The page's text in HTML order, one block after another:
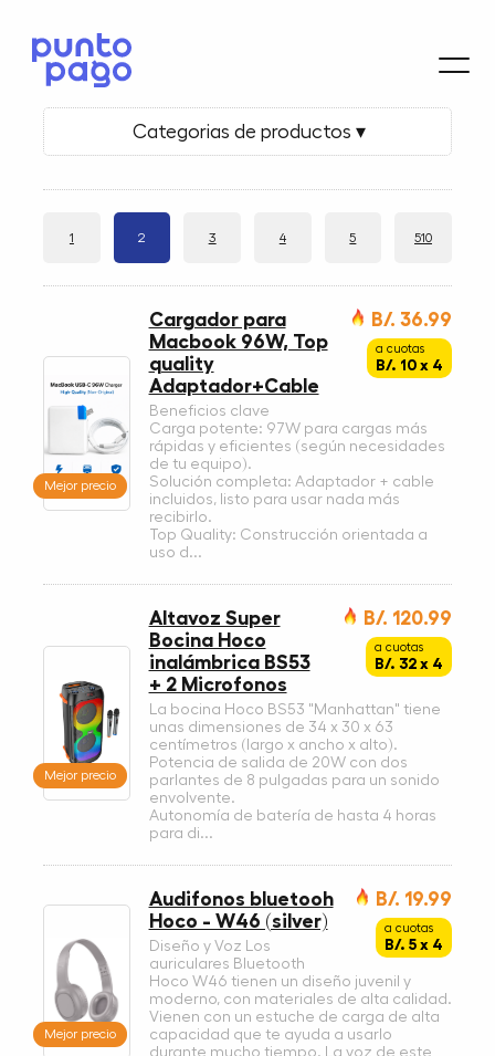
Categorias de productos ▾
1 2 3 4 5 510
Mejor precio
B/. 36.99
a cuotas
B/. 10 x 4
Cargador para
Macbook 96W, Top
quality
Adaptador+Cable
Beneficios clave
Carga potente: 97W para cargas más
rápidas y eficientes (según necesidades
de tu equipo).
Solución completa: Adaptador + cable
incluidos, listo para usar nada más
recibirlo.
Top Quality: Construcción orientada a
uso d...
Mejor precio
B/. 120.99
a cuotas
B/. 32 x 4
Altavoz Super
Bocina Hoco
inalámbrica BS53
+ 2 Microfonos
La bocina Hoco BS53 "Manhattan" tiene
unas dimensiones de 34 x 30 x 63
centímetros (largo x ancho x alto).
Potencia de salida de 20W con dos
parlantes de 8 pulgadas para un sonido
envolvente.
Autonomía de batería de hasta 4 horas
para di...
Mejor precio
B/. 19.99
a cuotas
B/. 5 x 4
Audifonos bluetooh
Hoco - W46 (silver)
Diseño y Voz Los
auriculares Bluetooth
Hoco W46 tienen un diseño juvenil y
moderno, con materiales de alta calidad.
Vienen con un estuche de carga de alta
capacidad que te ayuda a usarlo
durante mucho tiempo. La voz de este